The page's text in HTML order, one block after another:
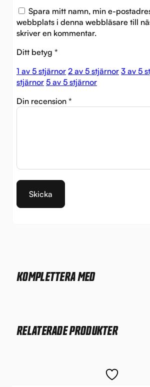
Spara mitt namn, min e-
webbplats i denna webbläsare till
skriver en kommentar.
Ditt betyg *
1 av 5 stjärnor 2 av 5 stjärnor 3 av 5
stjärnor 5 av 5 stjärnor
Din recension *
KOMPLETTERA MED
RELATERADE PRODUKTER